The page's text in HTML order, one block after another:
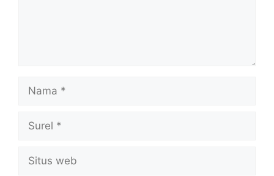
Nama
Surel
Situs
web